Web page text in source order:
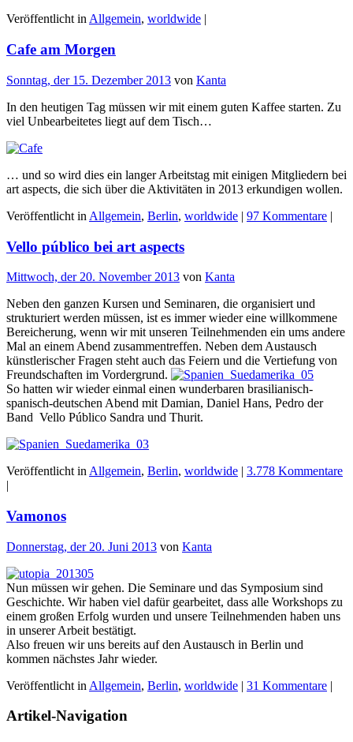
Veröffentlicht in Allgemein, worldwide |
Cafe am Morgen
Sonntag, der 15. Dezember 2013 von Kanta
In den heutigen Tag müssen wir mit einem guten Kaffee starten. Zu
viel Unbearbeitetes liegt auf dem Tisch…
… und so wird dies ein langer Arbeitstag mit einigen Mitgliedern bei
art aspects, die sich über die Aktivitäten in 2013 erkundigen wollen.
Veröffentlicht in Allgemein, Berlin, worldwide | 97 Kommentare |
Vello público bei art aspects
Mittwoch, der 20. November 2013 von Kanta
Neben den ganzen Kursen und Seminaren, die organisiert und
strukturiert werden müssen, ist es immer wieder eine willkommene
Bereicherung, wenn wir mit unseren Teilnehmenden ein ums andere
Mal an einem Abend zusammentreffen. Neben dem Austausch
künstlerischer Fragen steht auch das Feiern und die Vertiefung von
Freundschaften im Vordergrund.
So hatten wir wieder einmal einen wunderbaren brasilianisch-
spanisch-deutschen Abend mit Damian, Daniel Hans, Pedro der
Band Vello Público Sandra und Thurit.
Veröffentlicht in Allgemein, Berlin, worldwide | 3.778 Kommentare
|
Vamonos
Donnerstag, der 20. Juni 2013 von Kanta
Nun müssen wir gehen. Die Seminare und das Symposium sind
Geschichte. Wir haben viel dafür gearbeitet, dass alle Workshops zu
einem großen Erfolg wurden und unsere Teilnehmenden haben uns
in unserer Arbeit bestätigt.
Also freuen wir uns bereits auf den Austausch in Berlin und
kommen nächstes Jahr wieder.
Veröffentlicht in Allgemein, Berlin, worldwide | 31 Kommentare |
Artikel-Navigation